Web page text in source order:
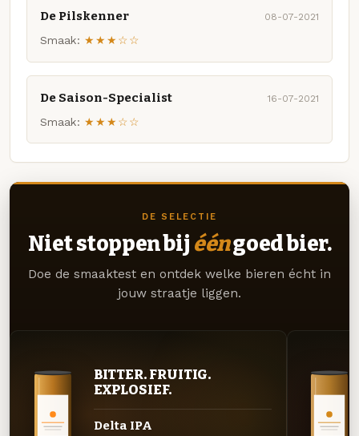
De Pilskenner 08-07-2021
Smaak: ★★★☆☆
De Saison-Specialist 16-07-2021
Smaak: ★★★☆☆
DE SELECTIE
Niet stoppen bij ééngoed bier.
Doe de smaaktest en ontdek welke bieren écht in
jouw straatje liggen.
BITTER. FRUITIG.
EXPLOSIEF.
Delta IPA